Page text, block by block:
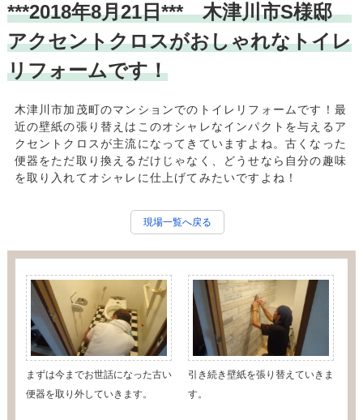
***2018年8月21日*** 木津川市S様邸
アクセントクロスがおしゃれなトイレ
リフォームです！
木津川市加茂町のマンションでのトイレリフォームです！最
近の壁紙の張り替えはこのオシャレなインパクトを与えるア
クセントクロスが主流になってきていますよね。古くなった
便器をただ取り換えるだけじゃなく、どうせなら自分の趣味
を取り入れてオシャレに仕上げてみたいですよね！
現場一覧へ戻る
まずは今までお世話になった古い
便器を取り外していきます。
引き続き壁紙を張り替えていきま
す。